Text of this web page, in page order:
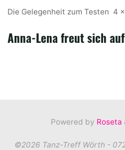
Die Gelegenheit zum Testen 4
Anna-Lena freut sich
Powered by Roseta
©2026 Tanz-Treff Wörth -